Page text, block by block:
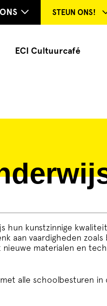
STEUN ONS!
ECI Cultuurcafé
hun kunstzinnige
aan vaardigheden zoals
materialen en
alle schoolbesturen